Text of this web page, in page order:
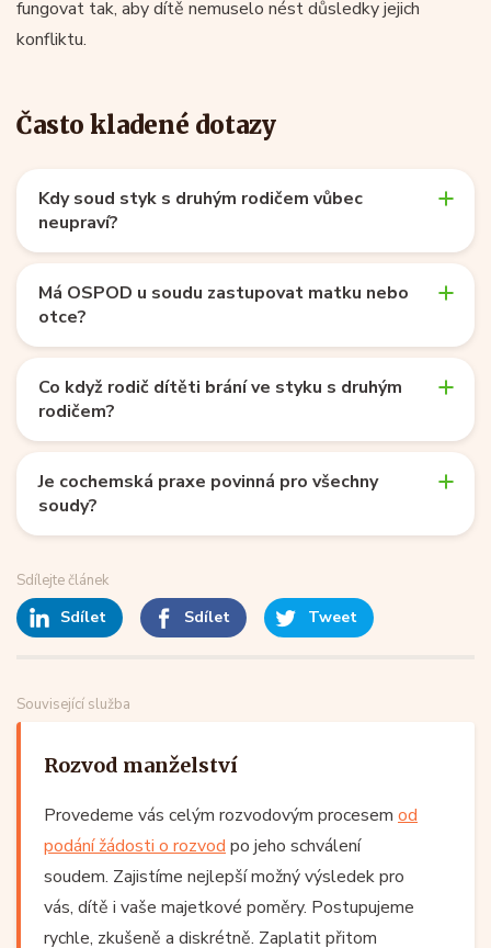
fungovat tak, aby dítě nemuselo nést důsledky jejich
konfliktu.
Často kladené dotazy
Kdy soud styk s druhým rodičem vůbec
neupraví?
Má OSPOD u soudu zastupovat matku nebo
otce?
Co když rodič dítěti brání ve styku s druhým
rodičem?
Je cochemská praxe povinná pro všechny
soudy?
Sdílejte článek
Sdílet Sdílet Tweet
Související služba
Rozvod manželství
Provedeme vás celým rozvodovým procesem od
podání žádosti o rozvod po jeho schválení
soudem. Zajistíme nejlepší možný výsledek pro
vás, dítě i vaše majetkové poměry. Postupujeme
rychle, zkušeně a diskrétně. Zaplatit přitom